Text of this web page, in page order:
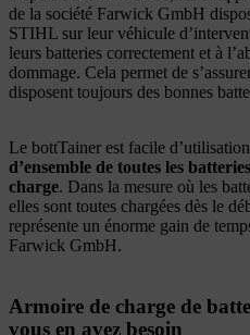
de la société Farwick GmbH
STIHL sur leur véhicule
leurs batteries correctement et à
dommage. Cela permet de
disposent toujours des bonnes
Le bottTainer est facile
d’ensemble de toutes les
charge. Dans la mesure où les
elles sont toutes chargées dès le
représente un énorme gain de
Farwick GmbH.
Armoire de charge de
vous en avez besoin